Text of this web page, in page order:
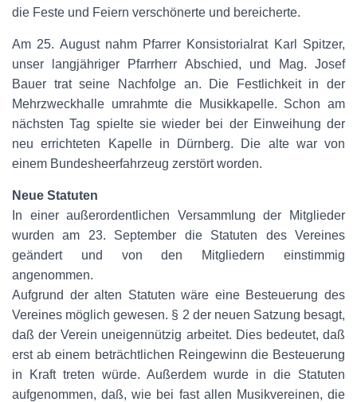
die Feste und Feiern verschönerte und bereicherte.
Am 25. August nahm Pfarrer Konsistorialrat Karl Spitzer,
unser langjähriger Pfarrherr Abschied, und Mag. Josef
Bauer trat seine Nachfolge an. Die Festlichkeit in der
Mehrzweckhalle umrahmte die Musikkapelle. Schon am
nächsten Tag spielte sie wieder bei der Einweihung der
neu errichteten Kapelle in Dürnberg. Die alte war von
einem Bundesheerfahrzeug zerstört worden.
Neue Statuten
In einer außerordentlichen Versammlung der Mitglieder
wurden am 23. September die Statuten des Vereines
geändert und von den Mitgliedern einstimmig
angenommen.
Aufgrund der alten Statuten wäre eine Besteuerung des
Vereines möglich gewesen. § 2 der neuen Satzung besagt,
daß der Verein uneigennützig arbeitet. Dies bedeutet, daß
erst ab einem beträchtlichen Reingewinn die Besteuerung
in Kraft treten würde. Außerdem wurde in die Statuten
aufgenommen, daß, wie bei fast allen Musikvereinen, die